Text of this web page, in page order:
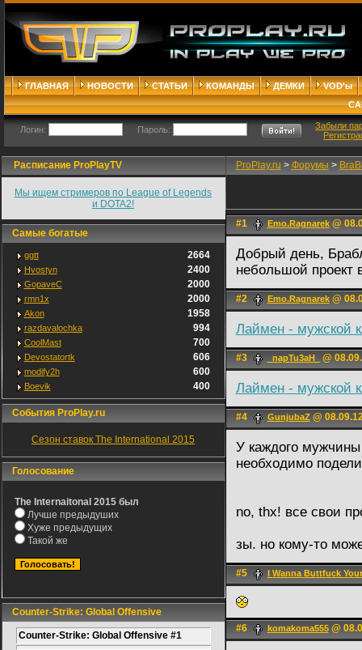
ГЛАВНАЯ НОВОСТИ СТАТЬИ КОМАНДЫ ДЕМКИ
VOD'ы
Логин: Пароль:
Забыли
Расписание ProPlayTV
Мы ищем стримеров по League of Legends
и DOTA2!
Самые богатые
ggtt 2664
Hvostyn 2400
GopaveC 2000
rmn1x 2000
Akon 1958
razdavalochka 994
CoolMast 700
Devostatortk 606
modify2h 600
Boevik 400
События ProPlay.ru
Сезон ставок The International 2015
Голосование
The Internaitonal 2015 был
Лучше предыдуших
Хуже предыдущих
Такой же
Counter-Strike: Global Offensive
Counter-Strike: Global Offensive #1
ProPlay.ru > Форумы >
#1 Emo.Ragnarek@
Добрый день,
небольшой проект
#2 Emo.Ragnarek@
Лаймен - мужской
#3 _napTu3aH_ @
Лаймен - мужской
#4 GunjubaZ@
У каждого мужчины
необходимо
no, thx! все свои
зы. но кому-то
#5 I Wanna Buttfuck
#6 komakoma555@